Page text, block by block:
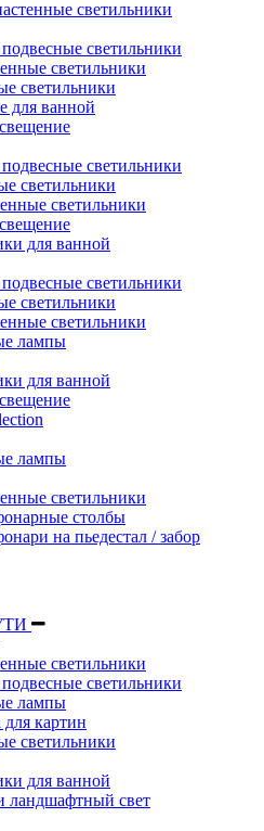
светильники
светильники
светильники
светильники
для ванной
светильники
светильники
светильники
для ванной
светильники
светильники
светильники
лампы
для ванной
лампы
светильники
столбы
на пьедестал / забор
светильники
светильники
лампы
картин
светильники
для ванной
ландшафтный свет